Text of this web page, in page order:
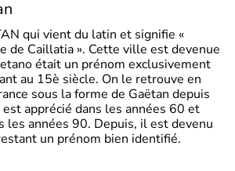
qui vient du latin et signifie «
de Caillatia ». Cette ville est devenue
était un prénom exclusivement
au 15è siècle. On le retrouve en
sous la forme de Gaëtan depuis
apprécié dans les années 60 et
les années 90. Depuis, il est devenu
un prénom bien identifié.